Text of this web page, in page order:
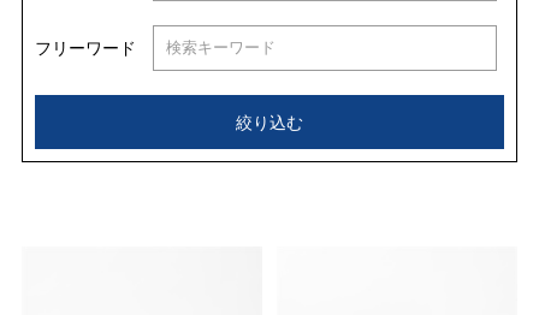
フリーワード
絞り込む